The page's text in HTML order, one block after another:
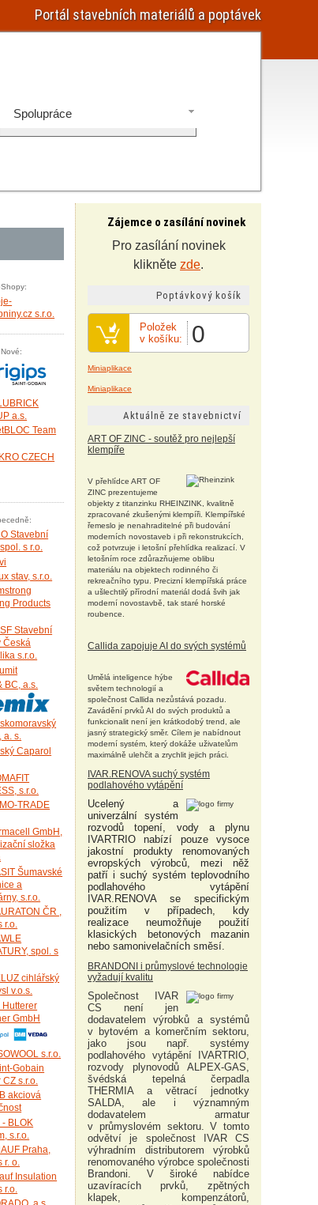
Portál stavebních materiálů a poptávek
Spolupráce
Nové:
Zájemce o zasílání novinek
Pro zasílání novinek
klikněte zde.
Poptávkový košík
Položek
v košíku:
0
Miniaplikace
Miniaplikace
Aktuálně ze stavebnictví
ART OF ZINC - soutěž pro nejlepší
klempíře
V přehlídce ART OF
ZINC prezentujeme
objekty z titanzinku RHEINZINK, kvalitně
zpracované zkušenými klempíři. Klempířské
řemeslo je nenahraditelné při budování
moderních novostaveb i při rekonstrukcích,
což potvrzuje i letošní přehlídka realizací. V
letošním roce zdůrazňujeme oblibu
materiálu na objektech rodinného či
rekreačního typu. Precizní klempířská práce
a ušlechtilý přírodní materiál dodá švih jak
moderní novostavbě, tak staré horské
roubence.
Callida zapojuje AI do svých systémů
Umělá inteligence hýbe
světem technologií a
společnost Callida nezůstává pozadu.
Zavádění prvků AI do svých produktů a
funkcionalit není jen krátkodobý trend, ale
jasný strategický směr. Cílem je nabídnout
moderní systém, který dokáže uživatelům
maximálně ulehčit a zrychlit jejich práci.
IVAR.RENOVA suchý systém
podlahového vytápění
Ucelený a
univerzální systém
rozvodů topení, vody a plynu
IVARTRIO nabízí pouze vysoce
jakostní produkty renomovaných
evropských výrobců, mezi něž
patří i suchý systém teplovodního
podlahového vytápění
IVAR.RENOVA se specifickým
použitím v případech, kdy
realizace neumožňuje použití
klasických betonových mazanin
nebo samonivelačních směsí.
BRANDONI i průmyslové technologie
vyžadují kvalitu
Společnost IVAR
CS není jen
dodavatelem výrobků a systémů
v bytovém a komerčním sektoru,
jako jsou např. systémy
podlahového vytápění IVARTRIO,
rozvody plynovodů ALPEX-GAS,
švédská tepelná čerpadla
THERMIA a větrací jednotky
SALDA, ale i významným
dodavatelem armatur
v průmyslovém sektoru. V tomto
odvětví je společnost IVAR CS
výhradním distributorem výrobků
renomovaného výrobce společnosti
Brandoni. V široké nabídce
uzavíracích prvků, zpětných
klapek, kompenzátorů,